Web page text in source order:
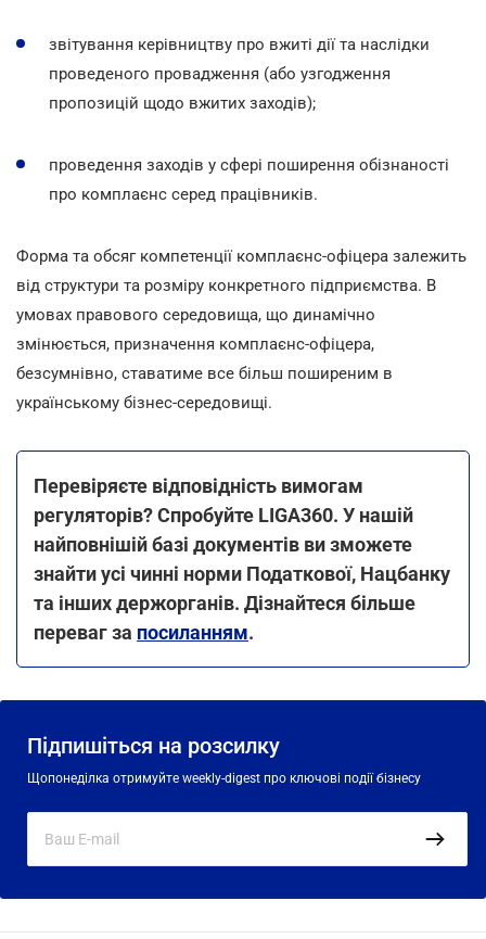
звітування керівництву про вжиті дії та наслідки
проведеного провадження (або узгодження
пропозицій щодо вжитих заходів);
проведення заходів у сфері поширення обізнаності
про комплаєнс серед працівників.
Форма та обсяг компетенції комплаєнс-офіцера залежить
від структури та розміру конкретного підприємства. В
умовах правового середовища, що динамічно
змінюється, призначення комплаєнс-офіцера,
безсумнівно, ставатиме все більш поширеним в
українському бізнес-середовищі.
Перевіряєте відповідність вимогам
регуляторів? Спробуйте LIGA360. У нашій
найповнішій базі документів ви зможете
знайти усі чинні норми Податкової, Нацбанку
та інших держорганів. Дізнайтеся більше
переваг за посиланням.
Підпишіться на розсилку
Щопонеділка отримуйте weekly-digest про ключові події бізнесу